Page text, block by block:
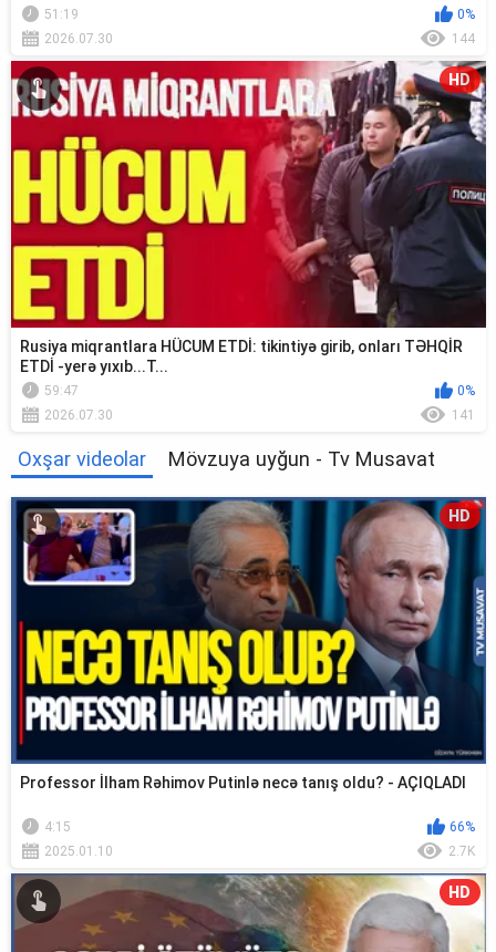
51:19
0%
2026.07.30
144
HD
Rusiya miqrantlara HÜCUM ETDİ: tikintiyə girib, onları TƏHQİR
ETDİ -yerə yıxıb...T...
59:47
0%
2026.07.30
141
Oxşar videolar Mövzuya uyğun - Tv Musavat
HD
Professor İlham Rəhimov Putinlə necə tanış oldu? - AÇIQLADI
4:15
66%
2025.01.10
2.7K
HD